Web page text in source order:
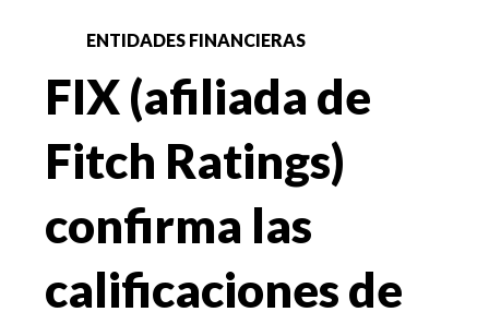
ENTIDADES FINANCIERAS
FIX (afiliada de
Fitch Ratings)
confirma las
calificaciones de